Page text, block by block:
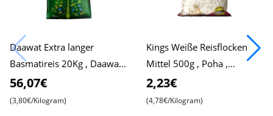
Daawat Extra langer
Basmatireis 20Kg , Daawat
Reis , Pulao-Reis , Biryani-
Reis
56,07€
(3,80€/Kilogram)
Kings Weiße Reisflocken
Mittel 500g , Poha ,
Indisches Frühstück , Snack
2,23€
(4,78€/Kilogram)